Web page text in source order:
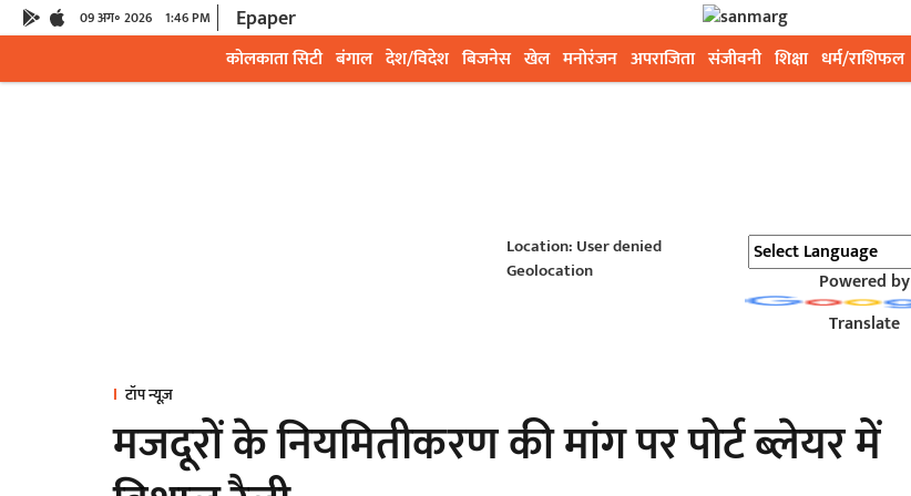
09 अग॰ 2026 1:46 PM Epaper
कोलकाता सिटी बंगाल देश/विदेश बिजनेस खेल मनोरंजन अपराजिता संजीवनी शिक्षा धर्म/राशिफल
Location: User denied
Geolocation
Powered by
Translate
टॉप न्यूज़
मजदूरों के नियमितीकरण की मांग पर पोर्ट ब्लेयर में